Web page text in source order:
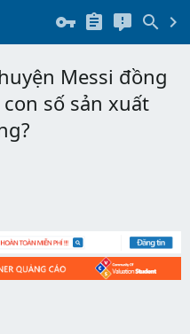
Messi đồng
số sản xuất